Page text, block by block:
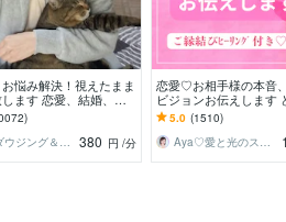
悩み解決！視えたまま
ます 恋愛、結婚、人
事、人生、ペットの気
願付き
佐和ダウジング＆スピリットメンター
380 円 /分
恋愛♡お相手様の本音
ビジョンお伝えします
係でも細密にお伝えしま
ンレイ ソウルメイト
5.0 (1510)
Aya♡愛と光のスピリチュアルガイド